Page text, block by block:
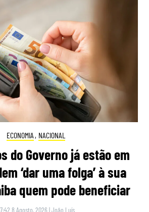
ECONOMIA , NACIONAL
do Governo já estão em
‘dar uma folga’ à sua
quem pode beneficiar
8 Agosto, 2026 |João Luís